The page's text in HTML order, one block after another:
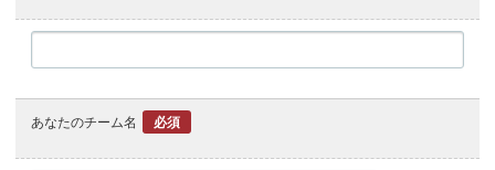
あなたのチーム名 必須